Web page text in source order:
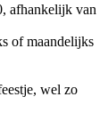
afhankelijk van
of maandelijks
wel zo